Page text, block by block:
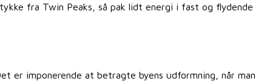
fra Twin Peaks, så pak lidt energi i fast og flydende
er imponerende at betragte byens udformning, når man